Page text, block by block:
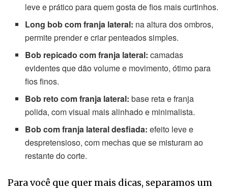
leve e prático para quem gosta de fios mais curtinhos.
Long bob com franja lateral: na altura dos ombros,
permite prender e criar penteados simples.
Bob repicado com franja lateral: camadas
evidentes que dão volume e movimento, ótimo para
fios finos.
Bob reto com franja lateral: base reta e franja
polida, com visual mais alinhado e minimalista.
Bob com franja lateral desfiada: efeito leve e
despretensioso, com mechas que se misturam ao
restante do corte.
Para você que quer mais dicas, separamos um